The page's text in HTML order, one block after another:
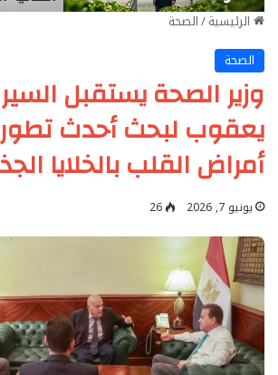
الرئيسية/الصحة
الصحة
وزير الصحة يستقبل
يعقوب لبحث أحدث
أمراض القلب بالخلايا
يونيو 7, 2026 26